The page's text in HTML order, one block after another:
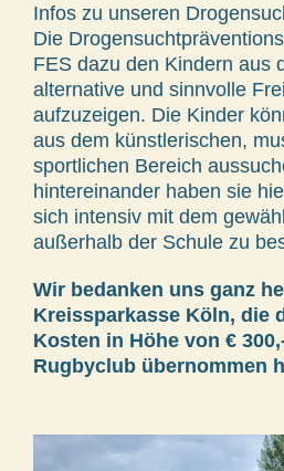
Infos zu unseren
Die
FES dazu den Kindern aus
alternative und sinnvolle
aufzuzeigen. Die Kinder
aus dem künstlerischen,
sportlichen Bereich
hintereinander haben sie
sich intensiv mit dem
außerhalb der Schule zu
Wir bedanken uns ganz
Kreissparkasse Köln, die
Kosten in Höhe von €
Rugbyclub übernommen